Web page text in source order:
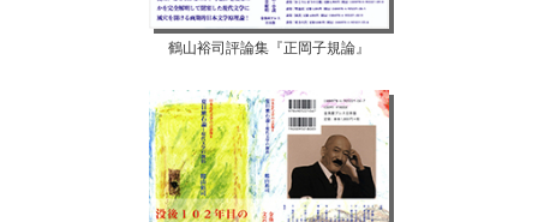
鶴山裕司評論集『正岡子規論』